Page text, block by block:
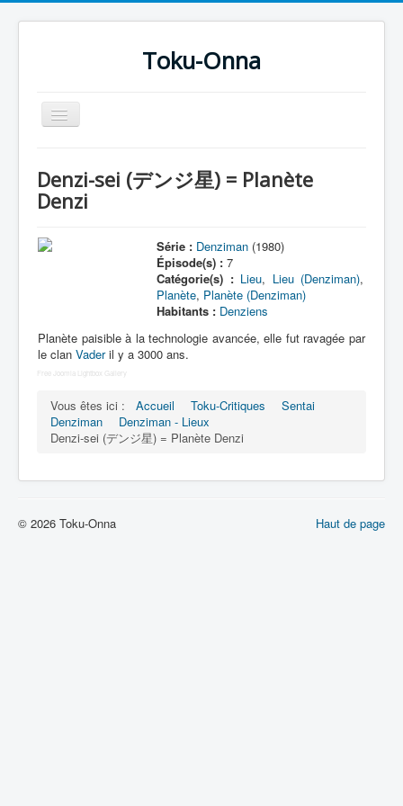
Toku-Onna
Basculer
la
Toku-Actrices
Séries
Dessins
Artiste Asperger
Lexique
Denshi sentai Denziman (電子 戦
électronique Denziman
Série
Denzi-sei (デンジ星) = Planète
Denzi
Série : Denziman (1980)
Épisode(s) : 7
Catégorie(s) : Lieu, Lieu (Denziman),
Planète, Planète (Denziman)
Habitants : Denziens
Planète paisible à la technologie avancée, elle fut ravagée par
le clan Vaderil y a 3000 ans.
Free Joomla Lightbox Gallery
Vous êtes ici : Accueil Toku-Critiques
Sentai
Denziman
Denziman - Lieux
Denzi-sei (デンジ星) = Planète Denzi
Haut de page
© 2026 Toku-Onna